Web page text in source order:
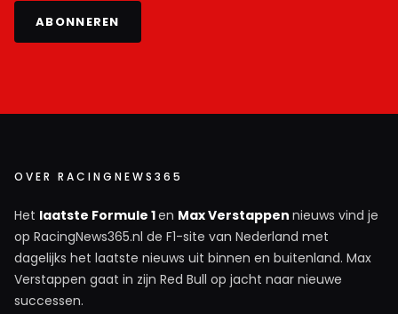
ABONNEREN
OVER RACINGNEWS365
Het laatste Formule 1en Max Verstappen nieuws vind je
op RacingNews365.nl de F1-site van Nederland met
dagelijks het laatste nieuws uit binnen en buitenland. Max
Verstappen gaat in zijn Red Bull op jacht naar nieuwe
successen.